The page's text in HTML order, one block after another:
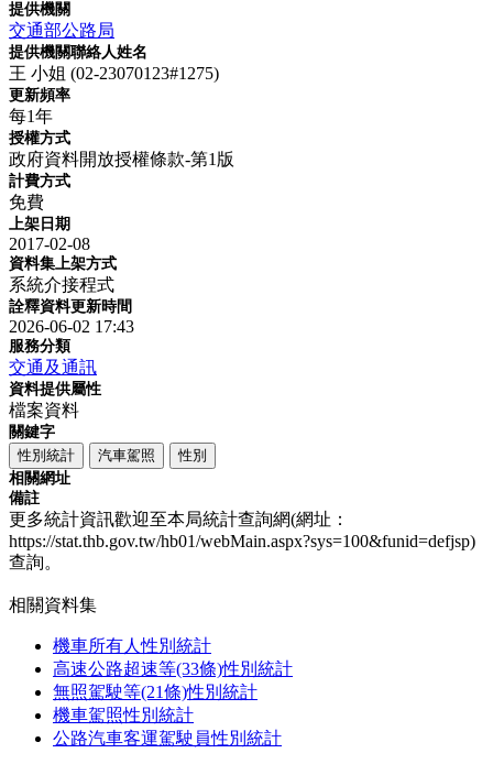
提供機關
交通部公路局
提供機關聯絡人姓名
王 小姐 (02-23070123#1275)
更新頻率
每1年
授權方式
政府資料開放授權條款-第1版
計費方式
免費
上架日期
2017-02-08
資料集上架方式
系統介接程式
詮釋資料更新時間
2026-06-02 17:43
服務分類
交通及通訊
資料提供屬性
檔案資料
關鍵字
性別統計
汽車駕照
性別
相關網址
備註
更多統計資訊歡迎至本局統計查詢網(網址：
https://stat.thb.gov.tw/hb01/webMain.aspx?sys=100&funid=defjsp)
查詢。
相關資料集
機車所有人性別統計
高速公路超速等(33條)性別統計
無照駕駛等(21條)性別統計
機車駕照性別統計
公路汽車客運駕駛員性別統計